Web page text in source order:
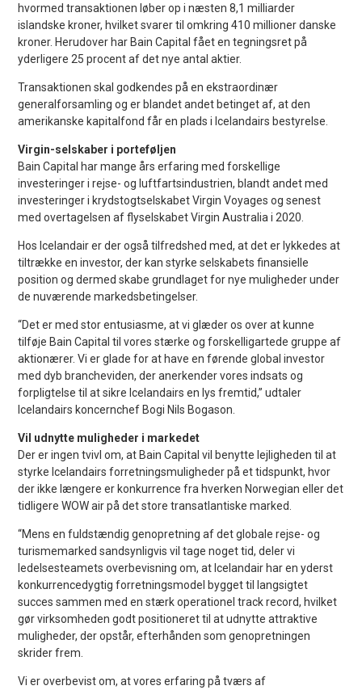
hvormed transaktionen løber op i næsten 8,1 milliarder
islandske kroner, hvilket svarer til omkring 410 millioner danske
kroner. Herudover har Bain Capital fået en tegningsret på
yderligere 25 procent af det nye antal aktier.
Transaktionen skal godkendes på en ekstraordinær
generalforsamling og er blandet andet betinget af, at den
amerikanske kapitalfond får en plads i Icelandairs bestyrelse.
Virgin-selskaber i porteføljen
Bain Capital har mange års erfaring med forskellige
investeringer i rejse- og luftfartsindustrien, blandt andet med
investeringer i krydstogtselskabet Virgin Voyages og senest
med overtagelsen af flyselskabet Virgin Australia i 2020.
Hos Icelandair er der også tilfredshed med, at det er lykkedes at
tiltrække en investor, der kan styrke selskabets finansielle
position og dermed skabe grundlaget for nye muligheder under
de nuværende markedsbetingelser.
“Det er med stor entusiasme, at vi glæder os over at kunne
tilføje Bain Capital til vores stærke og forskelligartede gruppe af
aktionærer. Vi er glade for at have en førende global investor
med dyb brancheviden, der anerkender vores indsats og
forpligtelse til at sikre Icelandairs en lys fremtid,” udtaler
Icelandairs koncernchef Bogi Nils Bogason.
Vil udnytte muligheder i markedet
Der er ingen tvivl om, at Bain Capital vil benytte lejligheden til at
styrke Icelandairs forretningsmuligheder på et tidspunkt, hvor
der ikke længere er konkurrence fra hverken Norwegian eller det
tidligere WOW air på det store transatlantiske marked.
“Mens en fuldstændig genopretning af det globale rejse- og
turismemarked sandsynligvis vil tage noget tid, deler vi
ledelsesteamets overbevisning om, at Icelandair har en yderst
konkurrencedygtig forretningsmodel bygget til langsigtet
succes sammen med en stærk operationel track record, hvilket
gør virksomheden godt positioneret til at udnytte attraktive
muligheder, der opstår, efterhånden som genopretningen
skrider frem.
Vi er overbevist om, at vores erfaring på tværs af